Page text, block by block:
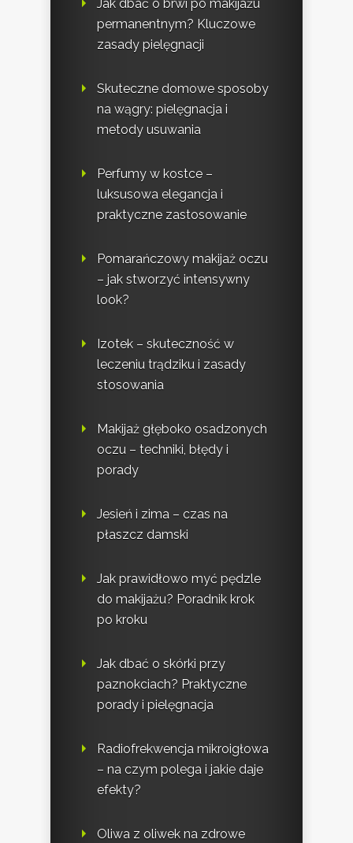
Jak dbać o brwi po makijażu
permanentnym? Kluczowe
zasady pielęgnacji
Skuteczne domowe sposoby
na wągry: pielęgnacja i
metody usuwania
Perfumy w kostce –
luksusowa elegancja i
praktyczne zastosowanie
Pomarańczowy makijaż oczu
– jak stworzyć intensywny
look?
Izotek – skuteczność w
leczeniu trądziku i zasady
stosowania
Makijaż głęboko osadzonych
oczu – techniki, błędy i
porady
Jesień i zima – czas na
płaszcz damski
Jak prawidłowo myć pędzle
do makijażu? Poradnik krok
po kroku
Jak dbać o skórki przy
paznokciach? Praktyczne
porady i pielęgnacja
Radiofrekwencja mikroigłowa
– na czym polega i jakie daje
efekty?
Oliwa z oliwek na zdrowe